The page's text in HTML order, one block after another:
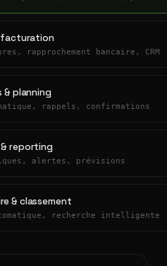
facturation
rapprochement bancaire, CRM
& planning
rappels, confirmations
reporting
alertes, prévisions
& classement
recherche intelligente